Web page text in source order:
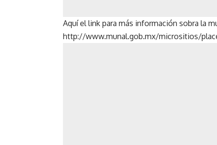
Aquí el link para más información sobra la
http://www.munal.gob.mx/micrositios/